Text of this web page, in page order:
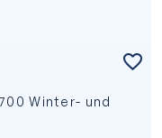
Winter- und